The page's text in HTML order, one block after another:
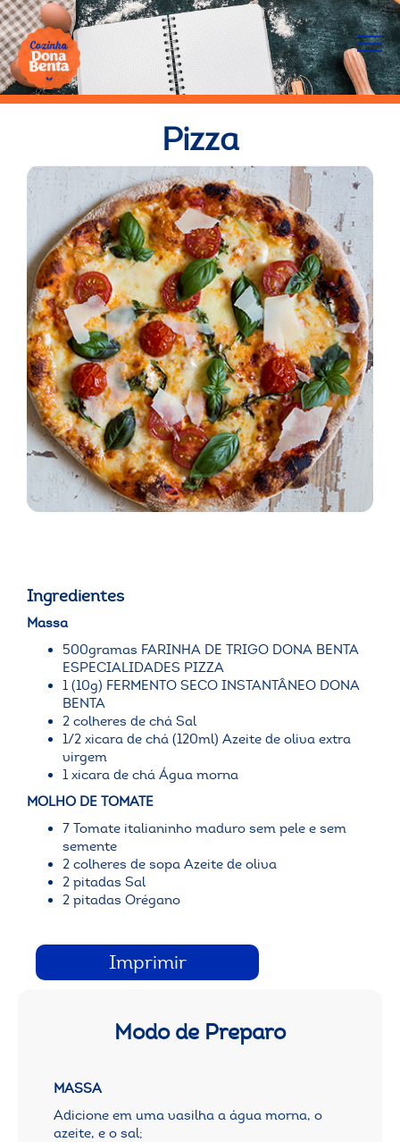
Pizza
Ingredientes
Massa
500gramas FARINHA DE TRIGO DONA BENTA
ESPECIALIDADES PIZZA
1 (10g) FERMENTO SECO INSTANTÂNEO DONA
BENTA
2 colheres de chá Sal
1/2 xicara de chá (120ml) Azeite de oliva extra
virgem
1 xicara de chá Água morna
MOLHO DE TOMATE
7 Tomate italianinho maduro sem pele e sem
semente
2 colheres de sopa Azeite de oliva
2 pitadas Sal
2 pitadas Orégano
Imprimir
Modo de Preparo
MASSA
Adicione em uma vasilha a água morna, o
azeite, e o sal;